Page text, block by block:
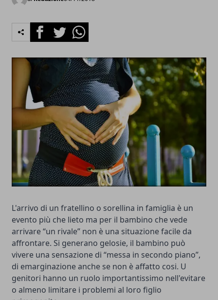
FacebookTwitterWhatsapp
L'arrivo di un fratellino o sorellina in famiglia è un
evento più che lieto ma per il bambino che vede
arrivare “un rivale” non è una situazione facile da
affrontare. Si generano gelosie, il bambino può
vivere una sensazione di “messa in secondo piano”,
di emarginazione anche se non è affatto cosi. U
genitori hanno un ruolo importantissimo nell'evitare
o almeno limitare i problemi al loro figlio